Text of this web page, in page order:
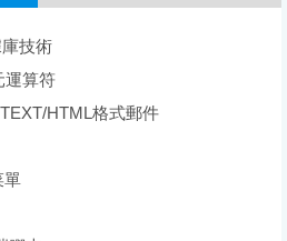
技術
運算符
HTML格式郵件
單